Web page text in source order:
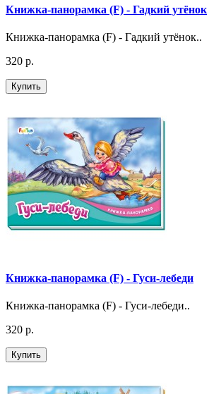
Книжка-панорамка (F) - Гадкий утёнок
Книжка-панорамка (F) - Гадкий утёнок..
320 р.
Купить
Книжка-панорамка (F) - Гуси-лебеди
Книжка-панорамка (F) - Гуси-лебеди..
320 р.
Купить